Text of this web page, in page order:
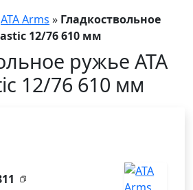
ATA Arms » Гладкоствольное
12/76 610 мм
ружье ATA
12/76 610 мм